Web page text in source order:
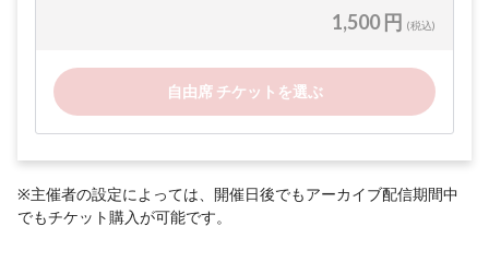
1,500 円 (税込)
自由席 チケットを選ぶ
※主催者の設定によっては、開催日後でもアーカイブ配信期間中
でもチケット購入が可能です。